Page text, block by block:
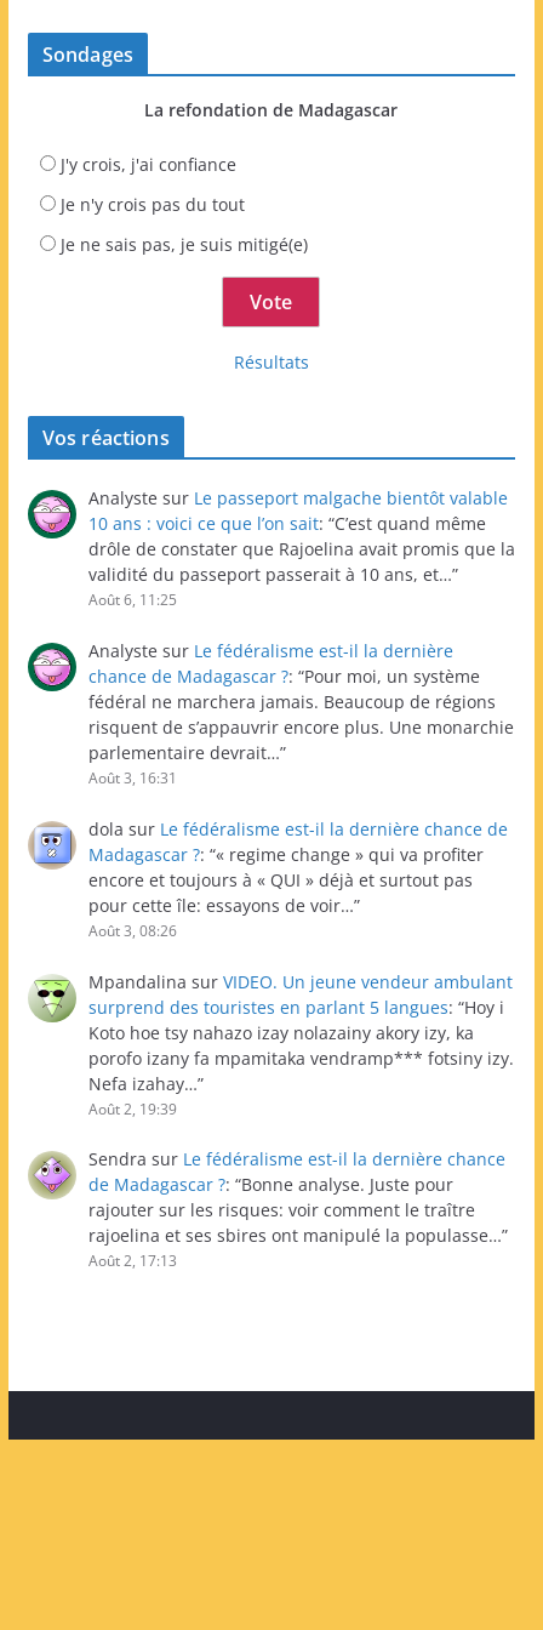
Sondages
La refondation de Madagascar
J'y crois, j'ai confiance
Je n'y crois pas du tout
Je ne sais pas, je suis mitigé(e)
Résultats
Vos réactions
Analyste sur Le passeport malgache bientôt valable
10 ans : voici ce que l’on sait: “C’est quand même
drôle de constater que Rajoelina avait promis que la
validité du passeport passerait à 10 ans, et…”
Août 6, 11:25
Analyste sur Le fédéralisme est-il la dernière
chance de Madagascar ?: “Pour moi, un système
fédéral ne marchera jamais. Beaucoup de régions
risquent de s’appauvrir encore plus. Une monarchie
parlementaire devrait…”
Août 3, 16:31
dola sur Le fédéralisme est-il la dernière chance de
Madagascar ?: “« regime change » qui va profiter
encore et toujours à « QUI » déjà et surtout pas
pour cette île: essayons de voir…”
Août 3, 08:26
Mpandalina sur VIDEO. Un jeune vendeur ambulant
surprend des touristes en parlant 5 langues: “Hoy i
Koto hoe tsy nahazo izay nolazainy akory izy, ka
porofo izany fa mpamitaka vendramp*** fotsiny izy.
Nefa izahay…”
Août 2, 19:39
Sendra sur Le fédéralisme est-il la dernière chance
de Madagascar ?: “Bonne analyse. Juste pour
rajouter sur les risques: voir comment le traître
rajoelina et ses sbires ont manipulé la populasse…”
Août 2, 17:13